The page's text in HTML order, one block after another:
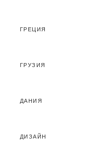
ГРЕЦИЯ
ГРУЗИЯ
ДАНИЯ
ДИЗАЙН